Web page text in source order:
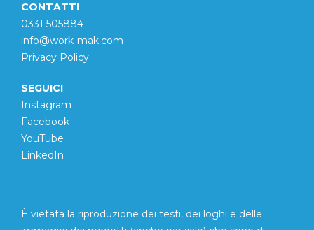
CONTATTI
0331 505884
info@work-mak.com
Privacy Policy
SEGUICI
Instagram
Facebook
YouTube
LinkedIn
È vietata la riproduzione dei testi, dei loghi e delle